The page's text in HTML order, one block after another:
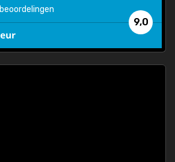
9,0
beoordelingen